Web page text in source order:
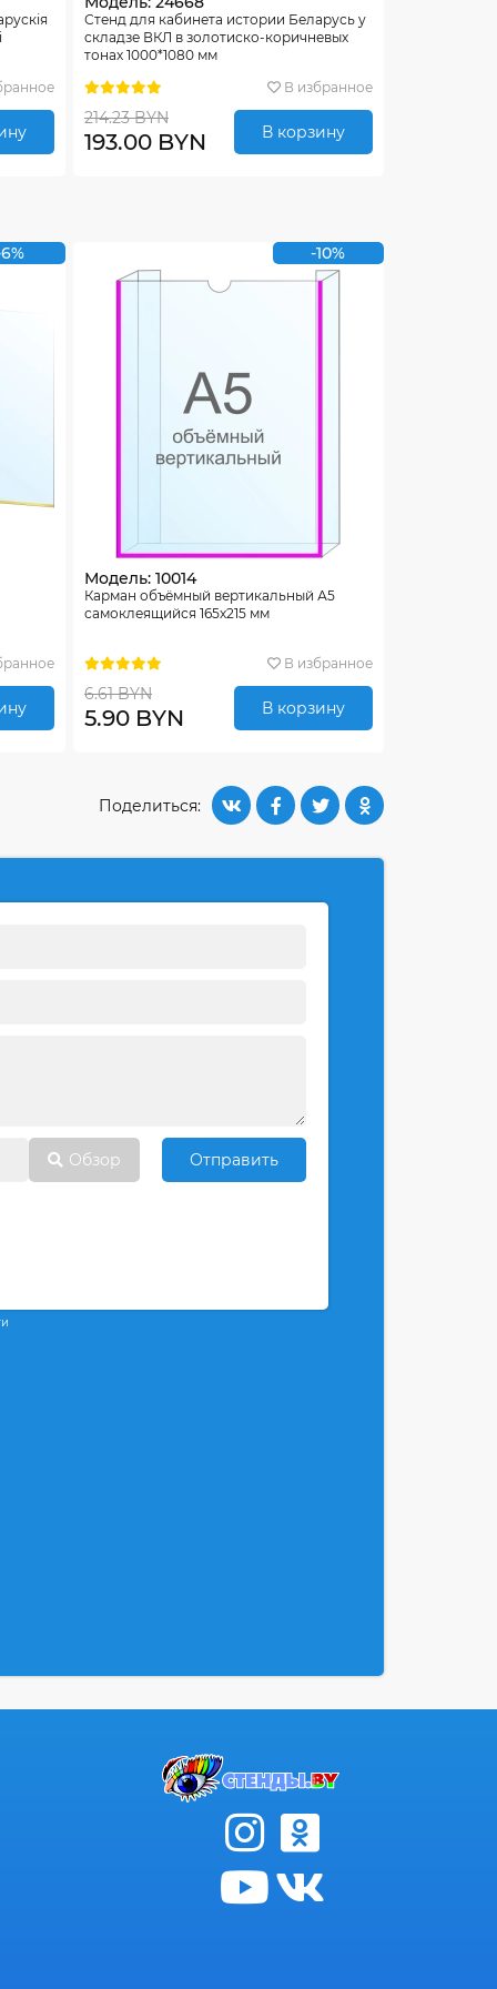
Стенд для кабинета истории Беларусь у
складзе ВКЛ в золотиско-коричневых
тонах 1000*1080 мм
В избранное
214.23 BYN
193.00 BYN В корзину
-10%
Модель: 10014
Карман объёмный вертикальный А5
самоклеящийся 165х215 мм
В избранное
6.61 BYN
5.90 BYN В корзину
Поделиться:
Обзор Отправить